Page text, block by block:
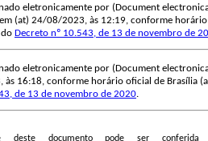
eletronicamente por (Document
(at) 24/08/2023, às 12:19, conforme
do Decreto nº 10.543, de 13 de novembro de
eletronicamente por (Document
16:18, conforme horário oficial de Brasília
de 13 de novembro de 2020.
deste documento pode ser